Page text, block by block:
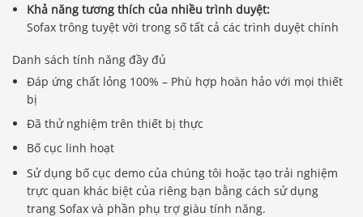
Khả năng tương thích của nhiều trình duyệt:
Sofax trông tuyệt vời trong số tất cả các trình duyệt chính
Danh sách tính năng đầy đủ
Đáp ứng chất lỏng 100% – Phù hợp hoàn hảo với mọi thiết
bị
Đã thử nghiệm trên thiết bị thực
Bố cục linh hoạt
Sử dụng bố cục demo của chúng tôi hoặc tạo trải nghiệm
trực quan khác biệt của riêng bạn bằng cách sử dụng
trang Sofax và phần phụ trợ giàu tính năng.